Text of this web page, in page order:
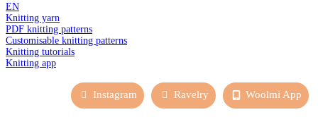
EN
Knitting yarn
PDF knitting patterns
Customisable knitting patterns
Knitting tutorials
Knitting app
Instagram Ravelry Woolmi App